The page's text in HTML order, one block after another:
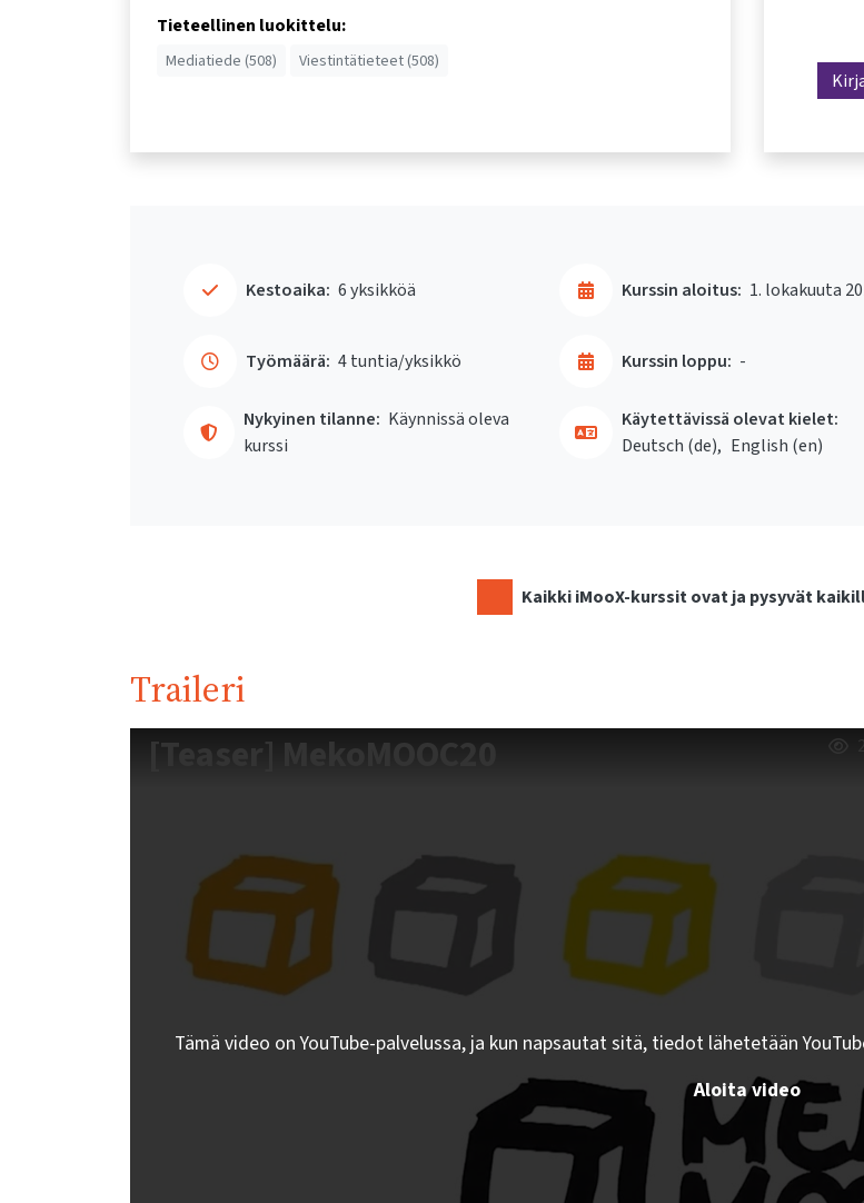
Tieteellinen luokittelu:
Mediatiede (508) Viestintätieteet (508)
Kestoaika: 6 yksikköä
Työmäärä: 4 tuntia/yksikkö
Kurssin aloitus: 1. lokakuuta
Kurssin loppu: -
Nykyinen tilanne: Käynnissä oleva
kurssi
Käytettävissä olevat kielet:
Deutsch ‎(de)‎
English ‎(en)‎
Kaikki iMooX-kurssit ovat ja pysyvät
Traileri
[Teaser] MekoMOOC20
Tämä video on YouTube-palvelussa, ja kun napsautat sitä, tiedot lähetetään
Aloita video